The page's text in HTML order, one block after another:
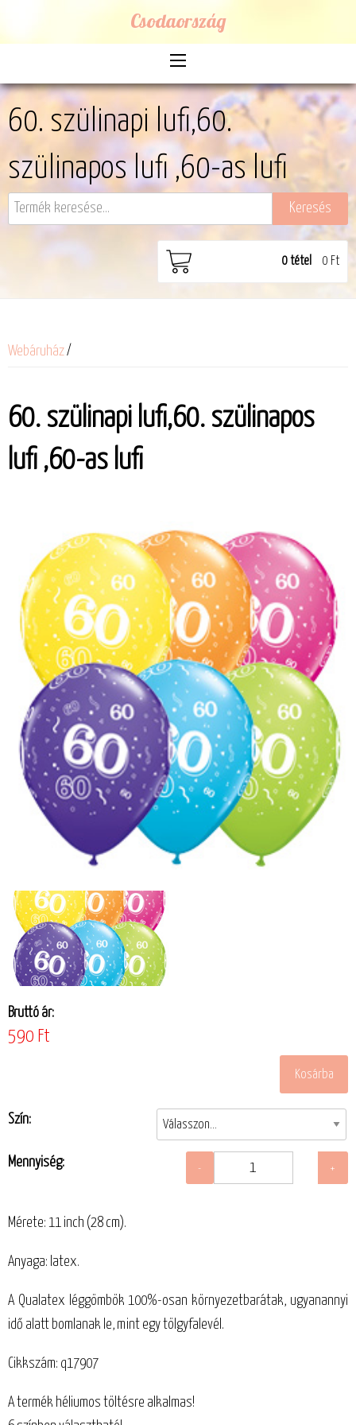
Csodaország
60. szülinapi lufi,60.
szülinapos lufi ,60-as lufi
0tétel 0 Ft
Webáruház/
60. szülinapi lufi,60. szülinapos
lufi ,60-as lufi
Bruttó ár:
590 Ft
Szín:
Mennyiség:
Mérete: 11 inch (28 cm).
Anyaga: latex.
A Qualatex léggömbök 100%-osan környezetbarátak, ugyanannyi
idő alatt bomlanak le, mint egy tölgyfalevél.
Cikkszám: q17907
A termék héliumos töltésre alkalmas!